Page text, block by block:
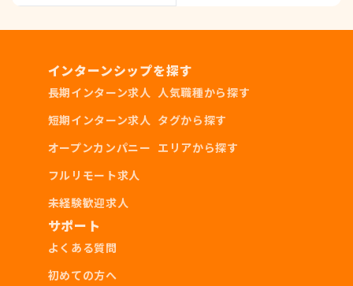
インターンシップを探す
長期インターン求人
短期インターン求人
オープンカンパニー
フルリモート求人
未経験歓迎求人
人気職種から探す
タグから探す
エリアから探す
サポート
よくある質問
初めての方へ